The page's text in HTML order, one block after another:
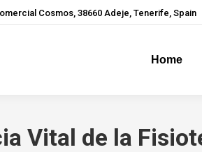
Cosmos, 38660 Adeje, Tenerife, Spain
Home
Vital de la